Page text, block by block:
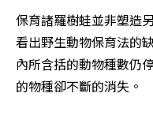
保育諸羅樹蛙並非塑造
看出野生動物保育法的
內所含括的動物種數仍
的物種卻不斷的消失。